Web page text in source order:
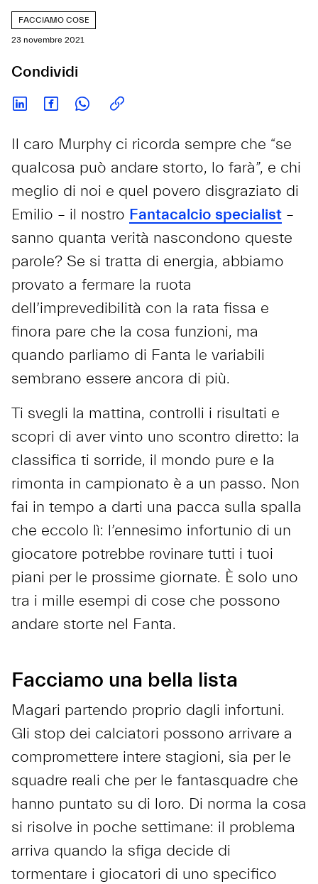
FACCIAMO COSE
23 novembre 2021
Condividi
Il caro Murphy ci ricorda sempre che “se
qualcosa può andare storto, lo farà”, e chi
meglio di noi e quel povero disgraziato di
Emilio – il nostro Fantacalcio specialist –
sanno quanta verità nascondono queste
parole? Se si tratta di energia, abbiamo
provato a fermare la ruota
dell’imprevedibilità con la rata fissa e
finora pare che la cosa funzioni, ma
quando parliamo di Fanta le variabili
sembrano essere ancora di più.
Ti svegli la mattina, controlli i risultati e
scopri di aver vinto uno scontro diretto: la
classifica ti sorride, il mondo pure e la
rimonta in campionato è a un passo. Non
fai in tempo a darti una pacca sulla spalla
che eccolo lì: l’ennesimo infortunio di un
giocatore potrebbe rovinare tutti i tuoi
piani per le prossime giornate. È solo uno
tra i mille esempi di cose che possono
andare storte nel Fanta.
Facciamo una bella lista
Magari partendo proprio dagli infortuni.
Gli stop dei calciatori possono arrivare a
compromettere intere stagioni, sia per le
squadre reali che per le fantasquadre che
hanno puntato su di loro. Di norma la cosa
si risolve in poche settimane: il problema
arriva quando la sfiga decide di
tormentare i giocatori di uno specifico